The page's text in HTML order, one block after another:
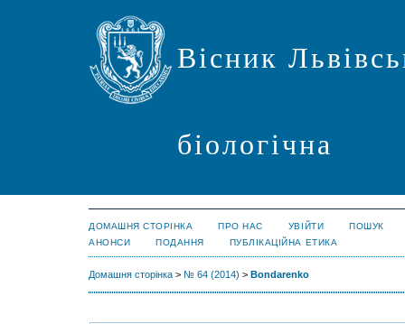
Вісник
біологічна
ДОМАШНЯ СТОРІНКА ПРО НАС УВІЙТИ
ПОШУК
АНОНСИ
ПОДАННЯ ПУБЛІКАЦІЙНА ЕТИКА
Домашня сторінка > № 64 (2014) > Bondarenko